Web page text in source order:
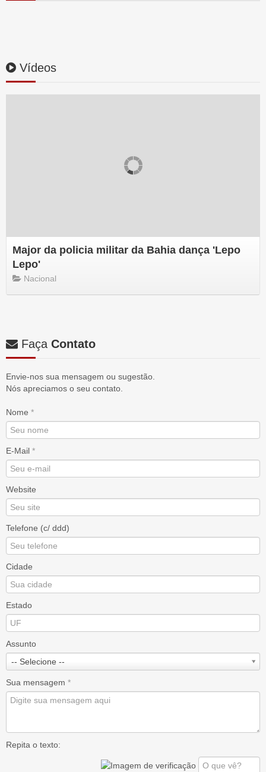
Vídeos
Major da policia militar da Bahia dança 'Lepo
Lepo'
Nacional
Faça Contato
Envie-nos sua mensagem ou sugestão.
Nós apreciamos o seu contato.
Nome *
E-Mail *
Website
Telefone (c/ ddd)
Cidade
Estado
Assunto
-- Selecione --
Sua mensagem *
Repita o texto: